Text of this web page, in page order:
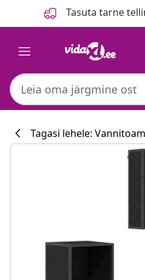
Tasuta tarne
Tagasi lehele: